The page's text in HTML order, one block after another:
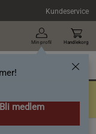
Kundeservice
Min profil
Bli medlem
Handlekorg